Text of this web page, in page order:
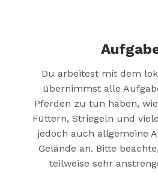
Du arbeitest mit dem
übernimmst alle
Pferden zu tun haben,
Füttern, Striegeln und
jedoch auch allgemeine
Gelände an. Bitte
teilweise sehr